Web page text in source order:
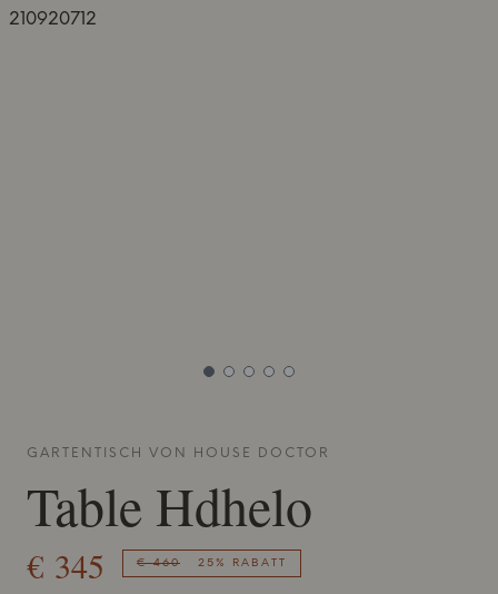
GARTENTISCH VON HOUSE DOCTOR
Table Hdhelo
€ 345 € 460 25% RABATT